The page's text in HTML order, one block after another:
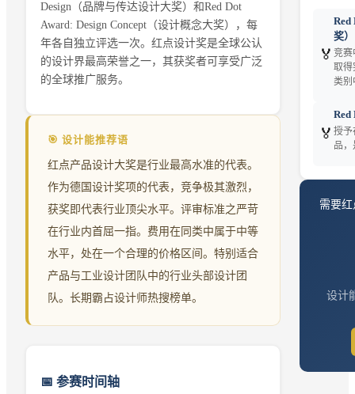
Design（品牌与传达设计大奖）和Red Dot
Award: Design Concept（设计概念大奖），每
年各自独立评选一次。红点设计奖是全球公认
的设计界最高荣誉之一，其获奖者可享受广泛
的全球推广服务。
🎯 设计能推荐语
红点产品设计大奖是行业最高水准的代表。
作为德国设计奖项的代表，竞争极其激烈，
获奖即代表行业顶尖水平。评审标准之严苛
在行业内首屈一指。费用在同类中属于中等
水平，处在一个合理的价格区间。特别适合
产品与工业设计团队中的行业头部设计团
队。长期霸占设计师热搜榜单。
📅 参赛时间轴
🏅
Red
奖）
竞赛
取得
类别
🏅
Red
授予
品
需要红
设计